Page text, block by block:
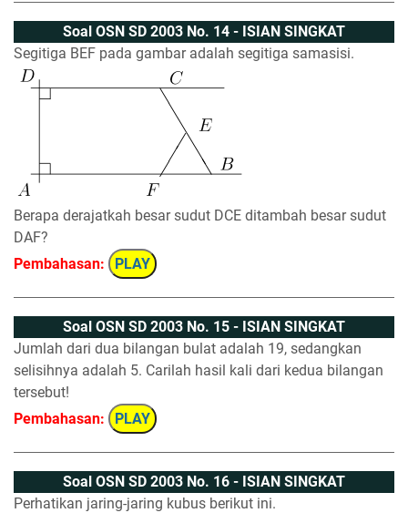
Soal OSN SD 2003 No. 14 - ISIAN SINGKAT
Segitiga BEF pada gambar adalah segitiga samasisi.
Berapa derajatkah besar sudut DCE ditambah besar sudut
DAF?
Pembahasan:
PLAY
Soal OSN SD 2003 No. 15 - ISIAN SINGKAT
Jumlah dari dua bilangan bulat adalah 19, sedangkan
selisihnya adalah 5. Carilah hasil kali dari kedua bilangan
tersebut!
Pembahasan:
PLAY
Soal OSN SD 2003 No. 16 - ISIAN SINGKAT
Perhatikan jaring-jaring kubus berikut ini.